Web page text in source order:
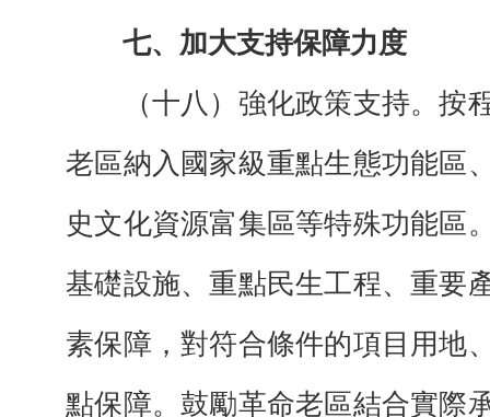
七、加大支持保障力度
（十八）強化政策支持。按
老區納入國家級重點生態功能區
史文化資源富集區等特殊功能區
基礎設施、重點民生工程、重要
素保障，對符合條件的項目用地
點保障。鼓勵革命老區結合實際